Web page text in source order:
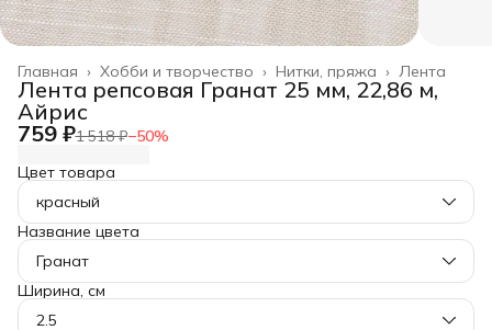
Лента
Нитки, пряжа ›
Хобби и творчество ›
Главная ›
Лента репсовая Гранат 25 мм, 22,86 м,
Айрис
759 ₽1 518 ₽−50%
Цвет товара
красный
Название цвета
Гранат
Ширина, см
2.5